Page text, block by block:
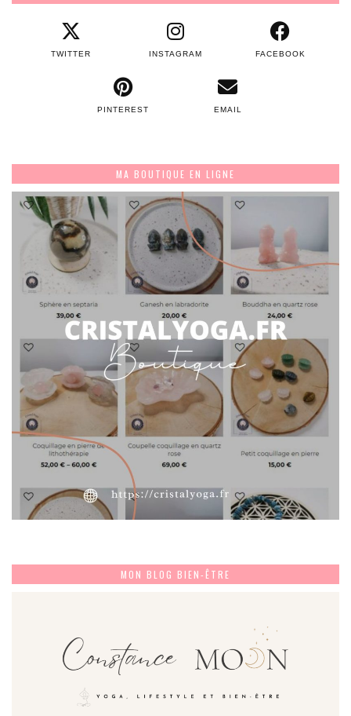
TWITTER INSTAGRAM FACEBOOK
PINTEREST EMAIL
MA BOUTIQUE EN LIGNE
MON BLOG BIEN-ÊTRE